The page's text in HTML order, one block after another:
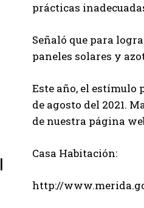
prácticas
Señaló que para
paneles solares y
Este año, el estímulo
de agosto del 2021.
de nuestra página
Casa Habitación:
http://